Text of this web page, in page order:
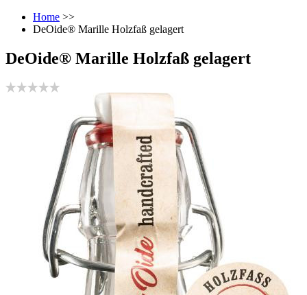
Home >>
DeOide® Marille Holzfaß gelagert
DeOide® Marille Holzfaß gelagert